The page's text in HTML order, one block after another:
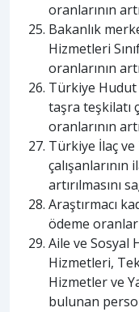
oranlarının
Bakanlık
Hizmetleri
oranlarının
Türkiye Hudut
taşra teşkilatı
oranlarının
Türkiye İlaç
çalışanlarının
artırılmasını
Araştırmacı
ödeme
Aile ve Sosyal
Hizmetleri,
Hizmetler ve
bulunan